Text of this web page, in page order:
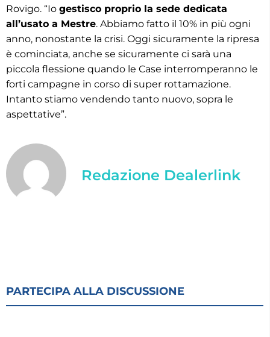
Rovigo. “Io gestisco proprio la sede dedicata
all’usato a Mestre. Abbiamo fatto il 10% in più ogni
anno, nonostante la crisi. Oggi sicuramente la ripresa
è cominciata, anche se sicuramente ci sarà una
piccola flessione quando le Case interromperanno le
forti campagne in corso di super rottamazione.
Intanto stiamo vendendo tanto nuovo, sopra le
aspettative”.
Redazione Dealerlink
PARTECIPA ALLA DISCUSSIONE